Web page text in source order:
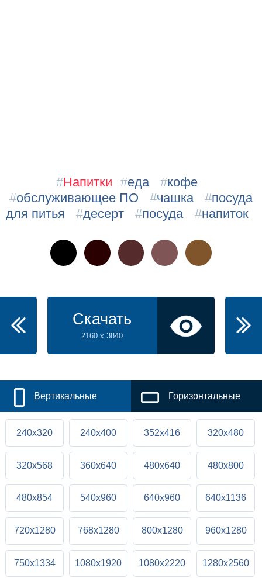
#Напитки #еда #кофе
#обслуживающее ПО #чашка #посуда
для питья
#десерт #посуда #напиток
Скачать
2160 x 3840
Вертикальные Горизонтальные
240x320 240x400 352x416 320x480
320x568 360x640 480x640 480x800
480x854 540x960 640x960 640x1136
720x1280 768x1280 800x1280 960x1280
750x1334 1080x1920 1080x2220 1280x2560